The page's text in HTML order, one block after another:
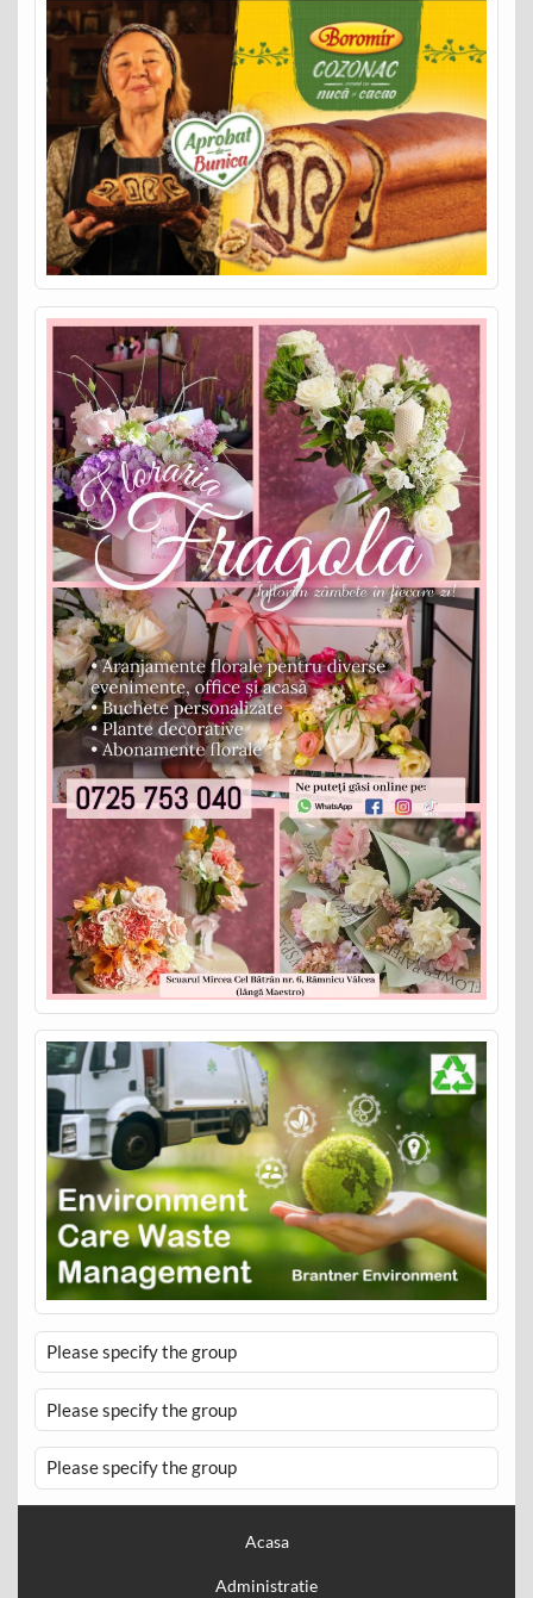
Please specify the group
Please specify the group
Please specify the group
Acasa
Administratie